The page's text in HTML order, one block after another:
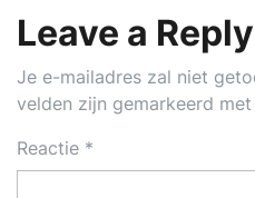
Leave a Reply
Je e-mailadres zal niet
velden zijn gemarkeerd met
Reactie *